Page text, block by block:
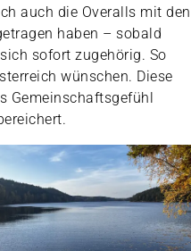
auch die Overalls mit den
haben – sobald
sofort zugehörig. So
wünschen. Diese
Gemeinschaftsgefühl